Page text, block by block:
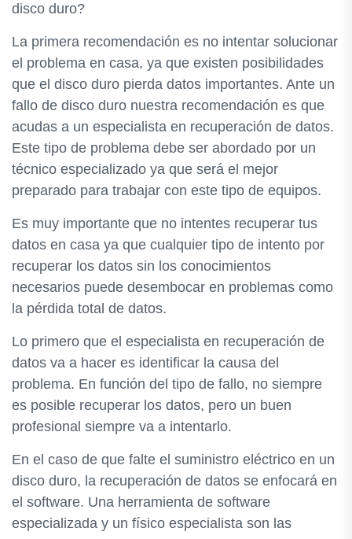
disco duro?
La primera recomendación es no intentar solucionar
el problema en casa, ya que existen posibilidades
que el disco duro pierda datos importantes. Ante un
fallo de disco duro nuestra recomendación es que
acudas a un especialista en recuperación de datos.
Este tipo de problema debe ser abordado por un
técnico especializado ya que será el mejor
preparado para trabajar con este tipo de equipos.
Es muy importante que no intentes recuperar tus
datos en casa ya que cualquier tipo de intento por
recuperar los datos sin los conocimientos
necesarios puede desembocar en problemas como
la pérdida total de datos.
Lo primero que el especialista en recuperación de
datos va a hacer es identificar la causa del
problema. En función del tipo de fallo, no siempre
es posible recuperar los datos, pero un buen
profesional siempre va a intentarlo.
En el caso de que falte el suministro eléctrico en un
disco duro, la recuperación de datos se enfocará en
el software. Una herramienta de software
especializada y un físico especialista son las